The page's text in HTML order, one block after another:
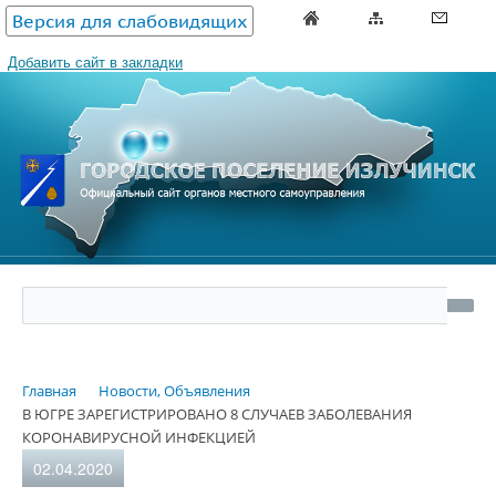
Версия для слабовидящих
Добавить сайт в закладки
Главная
Новости, Объявления
В ЮГРЕ ЗАРЕГИСТРИРОВАНО 8 СЛУЧАЕВ ЗАБОЛЕВАНИЯ
КОРОНАВИРУСНОЙ ИНФЕКЦИЕЙ
02.04.2020